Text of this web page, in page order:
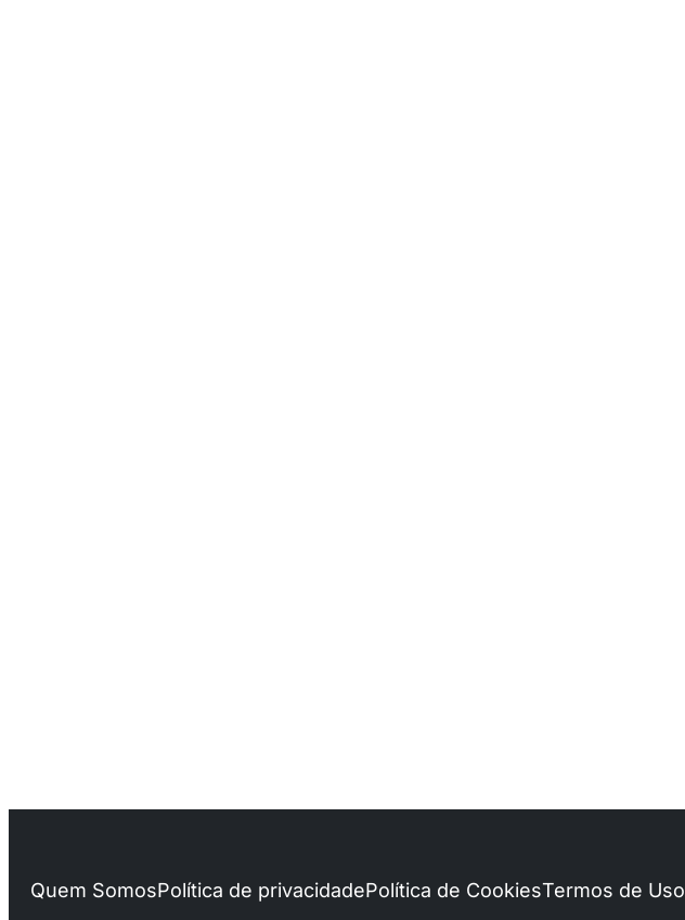
Quem SomosPolítica de privacidadePolítica de CookiesTermos de Uso